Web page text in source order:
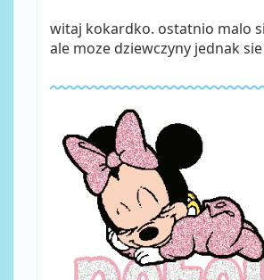
witaj kokardko. ostatnio malo
ale moze dziewczyny jednak